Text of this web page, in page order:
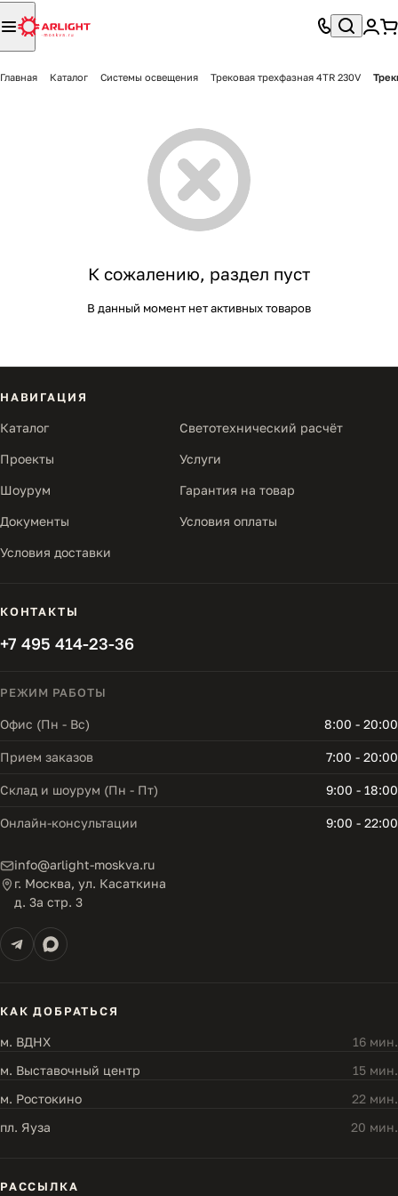
Главная Каталог Системы освещения Трековая трехфазная 4TR 230V
К сожалению, раздел пуст
В данный момент нет активных товаров
НАВИГАЦИЯ
Каталог Светотехнический расчёт
Проекты Услуги
Шоурум Гарантия на товар
Документы Условия оплаты
Условия доставки
КОНТАКТЫ
+7 495 414-23-36
РЕЖИМ РАБОТЫ
Офис (Пн - Вс) 8:00 - 20:00
Прием заказов 7:00 - 20:00
Склад и шоурум (Пн - Пт) 9:00 - 18:00
Онлайн-консультации 9:00 - 22:00
info@arlight-moskva.ru
г. Москва, ул. Касаткина
д. 3а стр. 3
КАК ДОБРАТЬСЯ
м. ВДНХ
16 мин.
м. Выставочный центр
15 мин.
м. Ростокино
22 мин.
пл. Яуза
20 мин.
РАССЫЛКА